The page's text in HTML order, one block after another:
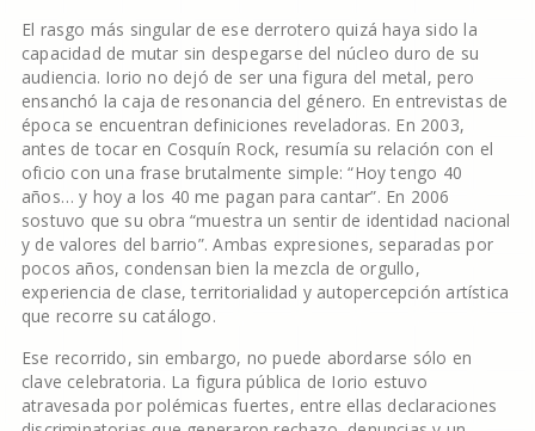
El rasgo más singular de ese derrotero quizá haya sido la
capacidad de mutar sin despegarse del núcleo duro de su
audiencia. Iorio no dejó de ser una figura del metal, pero
ensanchó la caja de resonancia del género. En entrevistas de
época se encuentran definiciones reveladoras. En 2003,
antes de tocar en Cosquín Rock, resumía su relación con el
oficio con una frase brutalmente simple: “Hoy tengo 40
años… y hoy a los 40 me pagan para cantar”. En 2006
sostuvo que su obra “muestra un sentir de identidad nacional
y de valores del barrio”. Ambas expresiones, separadas por
pocos años, condensan bien la mezcla de orgullo,
experiencia de clase, territorialidad y autopercepción artística
que recorre su catálogo.
Ese recorrido, sin embargo, no puede abordarse sólo en
clave celebratoria. La figura pública de Iorio estuvo
atravesada por polémicas fuertes, entre ellas declaraciones